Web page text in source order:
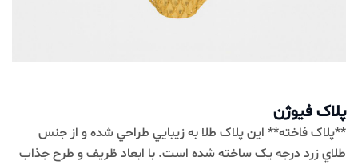
پلاک فیوژن
**پلاک فاخته** اين پلاک طلا به زيبايي طراحي شده و از جنس
طلاي زرد درجه يک ساخته شده است. با ابعاد ظريف و طرح جذاب